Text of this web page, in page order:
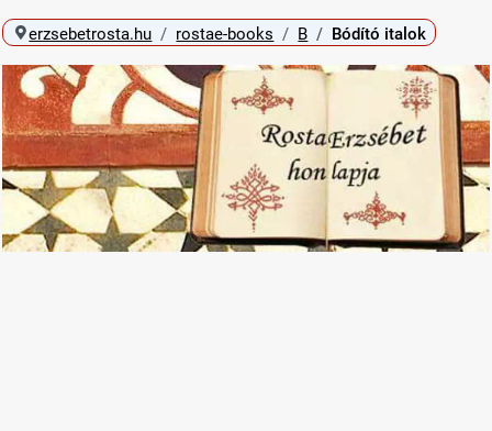
erzsebetrosta.hu rostae-books B Bódító italok